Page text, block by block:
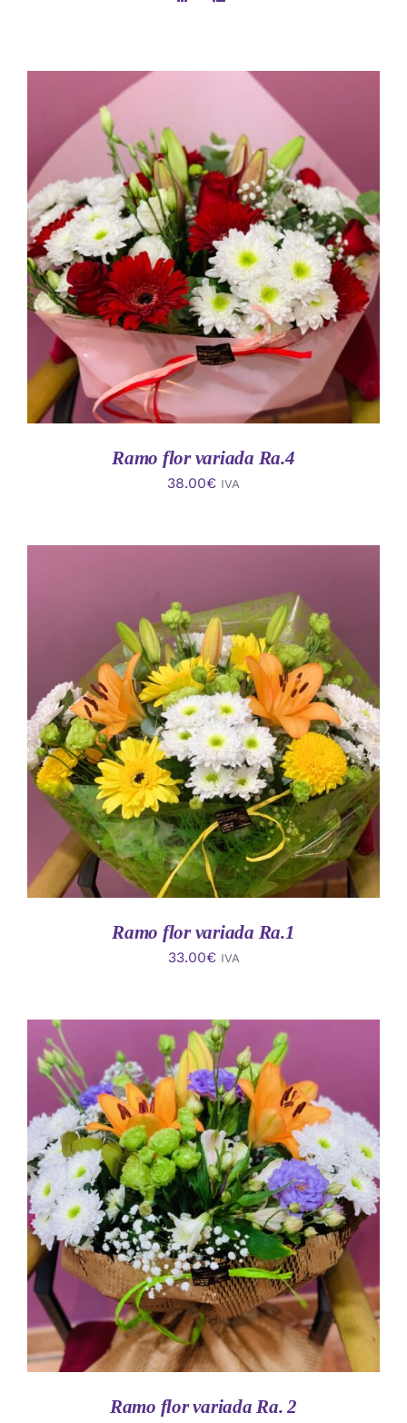
AÑADIR AL CARRITO
/
DETALLES
Ramo flor variada Ra.4
38.00€ IVA
AÑADIR AL CARRITO
/
DETALLES
Ramo flor variada Ra.1
33.00€ IVA
AÑADIR AL CARRITO
/
DETALLES
Ramo flor variada Ra. 2